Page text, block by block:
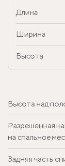
Длина
Ширина
Высота
Высота над
Разрешенная
на спальное
Задняя часть